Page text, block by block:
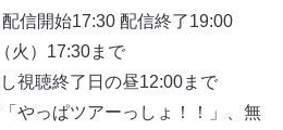
信開始17:30 配信終了19:00
火）17:30まで
視聴終了日の昼12:00まで
やっぱツアーっしょ！！」、無